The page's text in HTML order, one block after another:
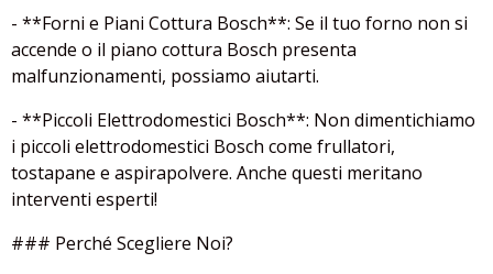
- **Forni e Piani Cottura Bosch**: Se il tuo forno non si
accende o il piano cottura Bosch presenta
malfunzionamenti, possiamo aiutarti.
- **Piccoli Elettrodomestici Bosch**: Non dimentichiamo
i piccoli elettrodomestici Bosch come frullatori,
tostapane e aspirapolvere. Anche questi meritano
interventi esperti!
### Perché Scegliere Noi?